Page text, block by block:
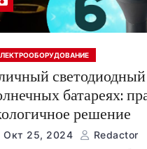
батареях:
решение
Окт 25, 2024 Redactor